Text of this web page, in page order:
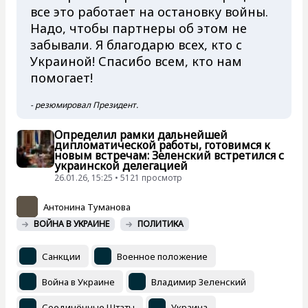
все это работает на остановку войны.
Надо, чтобы партнеры об этом не
забывали. Я благодарю всех, кто с
Украиной! Спасибо всем, кто нам
помогает!
- резюмировал Президент.
Определил рамки дальнейшей
дипломатической работы, готовимся к
новым встречам: Зеленский встретился с
украинской делегацией
26.01.26, 15:25 • 5121 просмотр
Антонина Туманова
ВОЙНА В УКРАИНЕ ПОЛИТИКА
Санкции Военное положение
Война в Украине Владимир Зеленский